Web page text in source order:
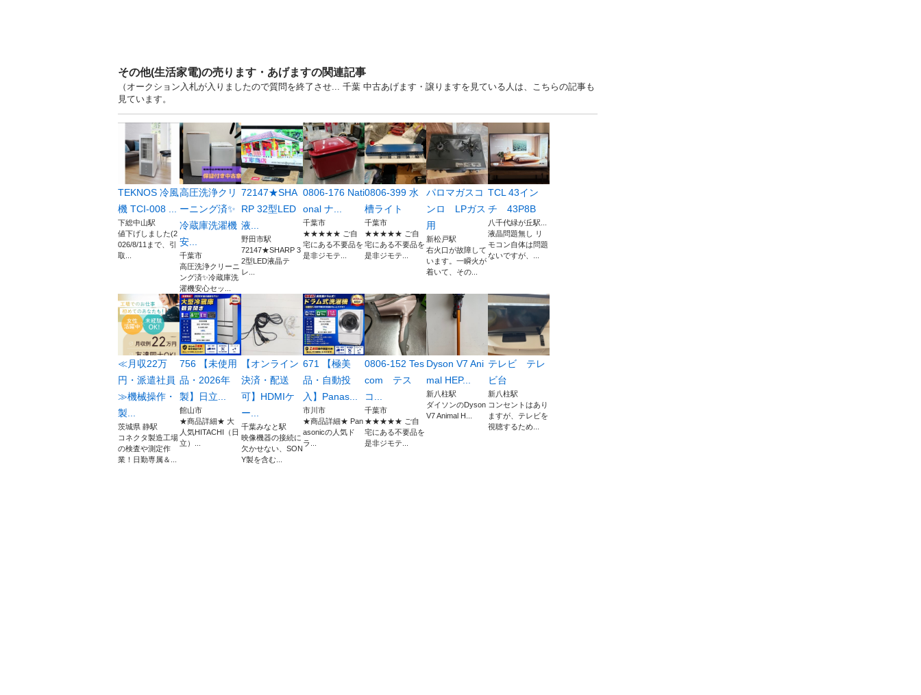
その他(生活家電)の売ります・あげますの関連記事
（オークション入札が入りましたので質問を終了させ... 千葉 中古あげます・譲りますを見ている人は、こちらの記事も
見ています。
TEKNOS 冷風
機 TCI-008 ...
下総中山駅
値下げしました(2
026/8/11まで、引
取...
高圧洗浄クリ
ーニング済✨
冷蔵庫洗濯機
安...
千葉市
高圧洗浄クリーニ
ング済✨冷蔵庫洗
濯機安心セッ...
72147★SHA
RP 32型LED
液...
野田市駅
72147★SHARP 3
2型LED液晶テ
レ...
0806-176 Nati
onal ナ...
千葉市
★★★★★ ご自
宅にある不要品を
是非ジモテ...
0806-399 水
槽ライト
千葉市
★★★★★ ご自
宅にある不要品を
是非ジモテ...
パロマガスコ
ンロ LPガス
用
新松戸駅
右火口が故障して
います。一瞬火が
着いて、その...
TCL 43イン
チ 43P8B
八千代緑が丘駅...
液晶問題無し リ
モコン自体は問題
ないですが、...
≪月収22万
円・派遣社員
≫機械操作・
製...
茨城県 静駅
コネクタ製造工場
の検査や測定作
業！日勤専属＆...
756 【未使用
品・2026年
製】日立...
館山市
★商品詳細★ 大
人気HITACHI（日
立）...
【オンライン
決済・配送
可】HDMIケ
ー...
千葉みなと駅
映像機器の接続に
欠かせない、SON
Y製を含む...
671 【極美
品・自動投
入】Panas...
市川市
★商品詳細★ Pan
asonicの人気ド
ラ...
0806-152 Tes
com テス
コ...
千葉市
★★★★★ ご自
宅にある不要品を
是非ジモテ...
Dyson V7 Ani
mal HEP...
新八柱駅
ダイソンのDyson
V7 Animal H...
テレビ テレ
ビ台
新八柱駅
コンセントはあり
ますが、テレビを
視聴するため...